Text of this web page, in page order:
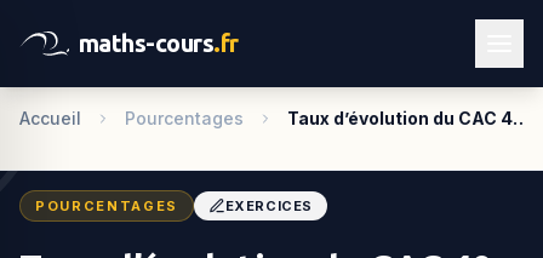
maths-cours.fr
Accueil Pourcentages Taux d’évolution du CAC 4…
POURCENTAGES EXERCICES